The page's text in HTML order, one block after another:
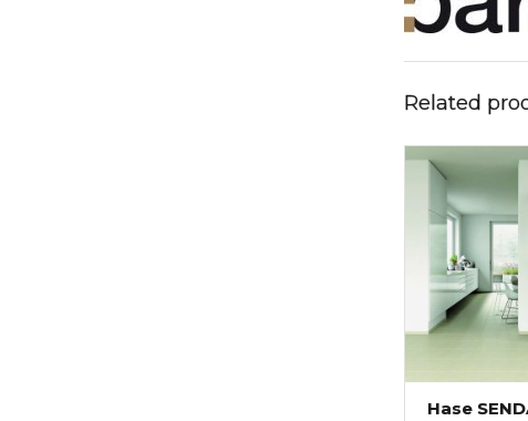
Related
Hase